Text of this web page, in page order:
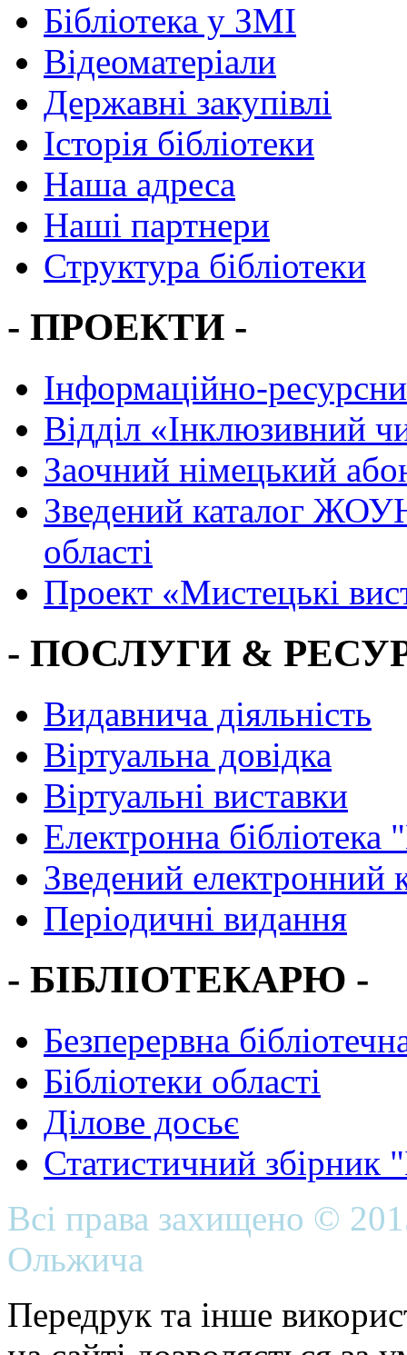
Бібліотека у ЗМІ
Відеоматеріали
Державні закупівлі
Історія бібліотеки
Наша адреса
Наші партнери
Структура бібліотеки
- ПРОЕКТИ -
Інформаційно-
Вiддiл «Інклюзивний
Заочний німецький
Зведений каталог
області
Проект «Мистецькі
- ПОСЛУГИ &
Видавнича діяльність
Віртуальна довідка
Віртуальні виставки
Електронна
Зведений електронний
Періодичні видання
- БІБЛІОТЕКАРЮ -
Безперервна
Бібліотеки області
Ділове досьє
Статистичний
Всі права захищено ©
Ольжича
Передрук та інше